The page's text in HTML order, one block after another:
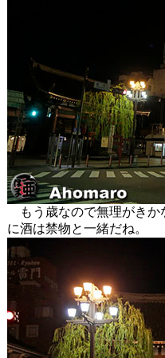
もう歳なので無理がきか
に酒は禁物と一緒だね。